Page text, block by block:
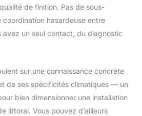
de finition. Pas de sous-
hasardeuse entre
avez un seul contact, du diagnostic
sur une connaissance concrète
de ses spécificités climatiques — un
bien dimensionner une installation
littoral. Vous pouvez d’ailleurs